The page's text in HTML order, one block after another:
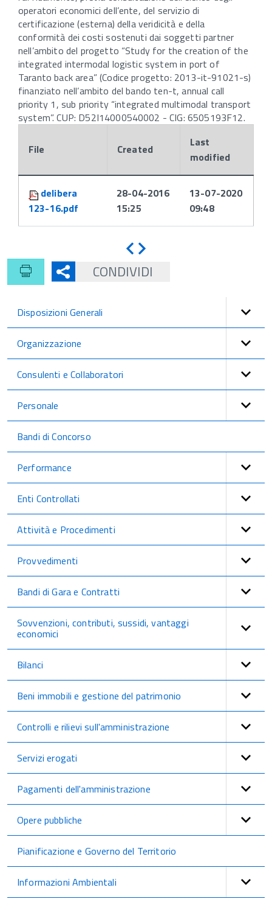
operatori economici dell’ente, del servizio di
certificazione (esterna) della veridicità e della
conformità dei costi sostenuti dai soggetti partner
nell’ambito del progetto “Study for the creation of the
integrated intermodal logistic system in port of
Taranto back area” (Codice progetto: 2013-it-91021-s)
finanziato nell’ambito del bando ten-t, annual call
priority 1, sub priority “integrated multimodal transport
system”. CUP: D52I14000540002 - CIG: 6505193F12.
Attachments:
File Created
Last
modified
delibera
123-16.pdf
28-04-2016
15:25
13-07-2020
09:48
Indietro
CONDIVIDI
Disposizioni Generali
Organizzazione
Consulenti e Collaboratori
Personale
Bandi di Concorso
Performance
Enti Controllati
Attività e Procedimenti
Provvedimenti
Bandi di Gara e Contratti
Sovvenzioni, contributi, sussidi, vantaggi
economici
Bilanci
Beni immobili e gestione del patrimonio
Controlli e rilievi sull'amministrazione
Servizi erogati
Pagamenti dell'amministrazione
Opere pubbliche
Pianificazione e Governo del Territorio
Informazioni Ambientali